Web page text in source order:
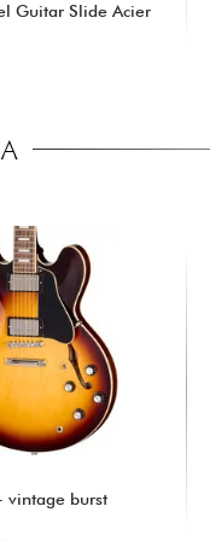
Guitar Slide Acier
vintage burst